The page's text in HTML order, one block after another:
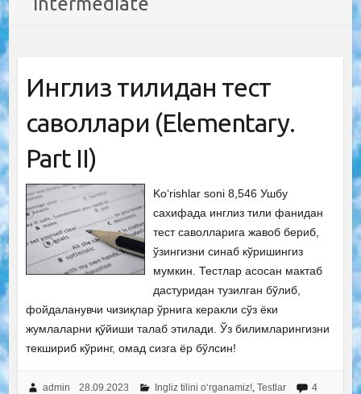
Инглиз тилидан тест
саволлари (Elementary.
Part II)
Ko‘rishlar soni 8,546 Ушбу
сахифада инглиз тили фанидан
тест саволларига жавоб бериб,
ўзингизни синаб кўришингиз
мумкин. Тестлар асосан мактаб
дастуридан тузилган бўлиб,
фойдаланувчи чизиқлар ўрнига керакли сўз ёки
жумлаларни қўйиши талаб этилади. Ўз билимларингизни
текшириб кўринг, омад сизга ёр бўлсин!
admin 28.09.2023 Ingliz tilini o‘rganamiz!, Testlar
4